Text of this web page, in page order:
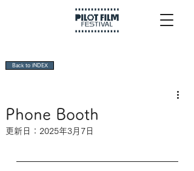
Back to INDEX
Phone Booth
更新日： 2025年3月7日